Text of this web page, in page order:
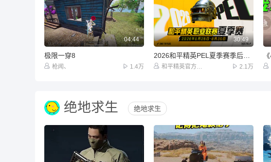
04:44
极限一穿8
枪闻、 1.4万
30:49
2026和平精英PEL夏季赛季后赛Day3_第1场
和平精英官方赛事 2.1万
绝地求生 绝地求生